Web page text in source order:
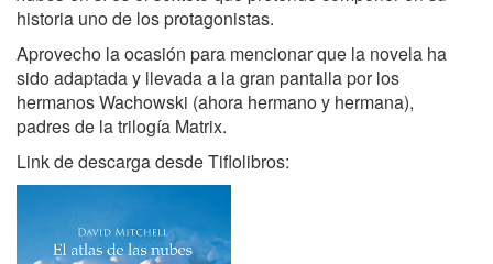
historia uno de los protagonistas.
Aprovecho la ocasión para mencionar que la novela ha
sido adaptada y llevada a la gran pantalla por los
hermanos Wachowski (ahora hermano y hermana),
padres de la trilogía Matrix.
Link de descarga desde Tiflolibros: